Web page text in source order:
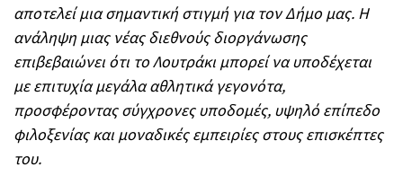
αποτελεί μια σημαντική στιγμή για τον Δήμο μας. Η
ανάληψη μιας νέας διεθνούς διοργάνωσης
επιβεβαιώνει ότι το Λουτράκι μπορεί να υποδέχεται
με επιτυχία μεγάλα αθλητικά γεγονότα,
προσφέροντας σύγχρονες υποδομές, υψηλό επίπεδο
φιλοξενίας και μοναδικές εμπειρίες στους επισκέπτες
του.